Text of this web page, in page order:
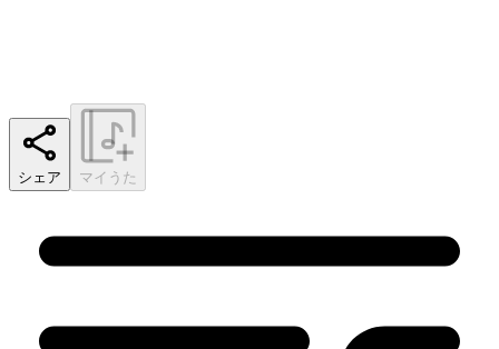
シェア マイうた